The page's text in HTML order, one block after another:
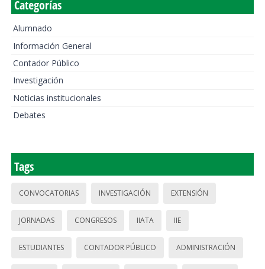
Categorías
Alumnado
Información General
Contador Público
Investigación
Noticias institucionales
Debates
Tags
CONVOCATORIAS INVESTIGACIÓN EXTENSIÓN
JORNADAS CONGRESOS IIATA IIE
ESTUDIANTES CONTADOR PÚBLICO ADMINISTRACIÓN